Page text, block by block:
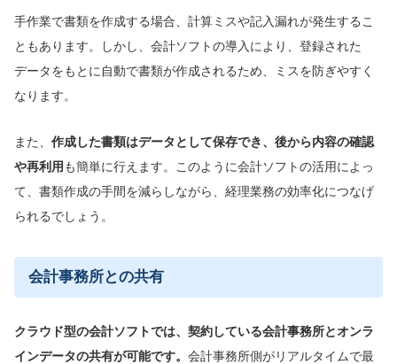
手作業で書類を作成する場合、計算ミスや記入漏れが発生するこ
ともあります。しかし、会計ソフトの導入により、登録された
データをもとに自動で書類が作成されるため、ミスを防ぎやすく
なります。
また、 作成した書類はデータとして保存でき、後から内容の確認
や再利用も簡単に行えます。このように会計ソフトの活用によっ
て、書類作成の手間を減らしながら、経理業務の効率化につなげ
られるでしょう。
会計事務所との共有
クラウド型の会計ソフトでは、契約している会計事務所とオンラ
インデータの共有が可能です。 会計事務所側がリアルタイムで最